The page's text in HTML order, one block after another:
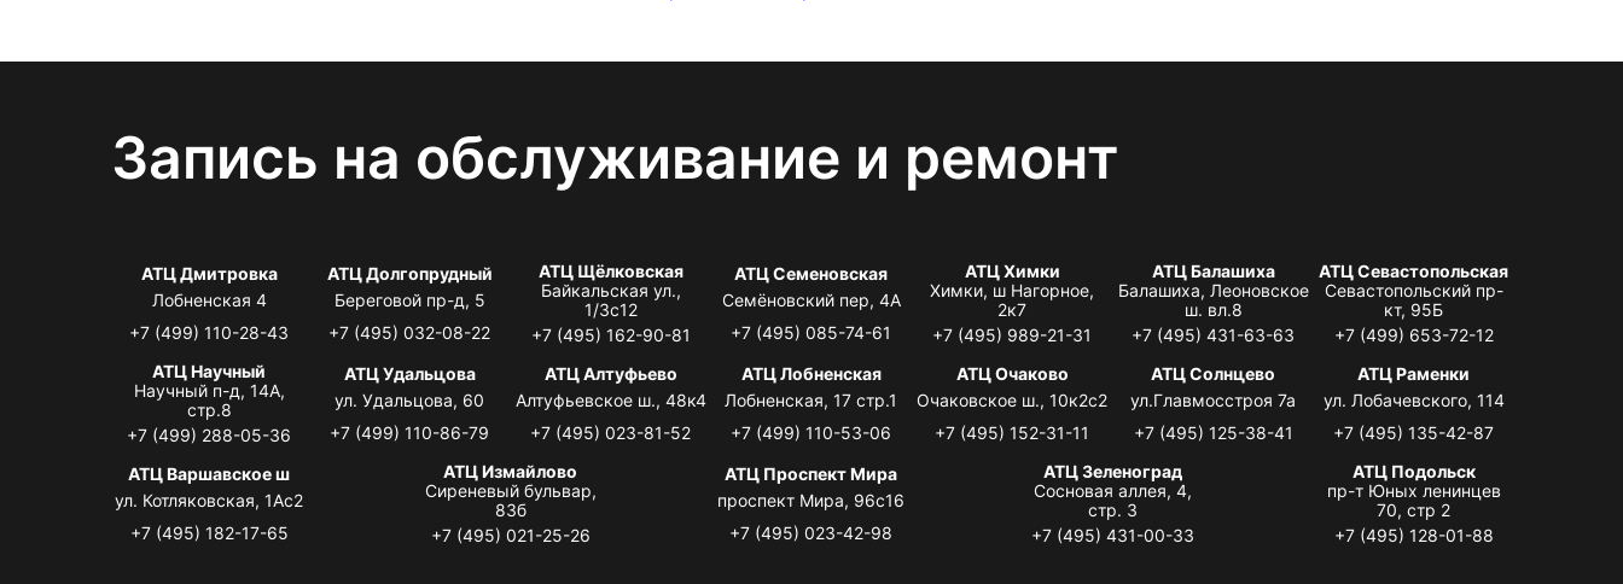
Запись на обслуживание и ремонт
АТЦ Дмитровка
Лобненская 4
+7 (499) 110-28-43
АТЦ Долгопрудный
Береговой пр-д, 5
+7 (495) 032-08-22
АТЦ Щёлковская
Байкальская ул.,
1/3с12
+7 (495) 162-90-81
АТЦ Семеновская
Семёновский пер, 4А
+7 (495) 085-74-61
АТЦ Химки
Химки, ш Нагорное,
2к7
+7 (495) 989-21-31
АТЦ Балашиха
Балашиха, Леоновское
ш. вл.8
+7 (495) 431-63-63
АТЦ Севастопольская
Севастопольский пр-
кт, 95Б
+7 (499) 653-72-12
АТЦ Научный
Научный п-д, 14А,
стр.8
+7 (499) 288-05-36
АТЦ Удальцова
ул. Удальцова, 60
+7 (499) 110-86-79
АТЦ Алтуфьево
Алтуфьевское ш., 48к4
+7 (495) 023-81-52
АТЦ Лобненская
Лобненская, 17 стр.1
+7 (499) 110-53-06
АТЦ Очаково
Очаковское ш., 10к2с2
+7 (495) 152-31-11
АТЦ Солнцево
ул.Главмосстроя 7а
+7 (495) 125-38-41
АТЦ Раменки
ул. Лобачевского, 114
+7 (495) 135-42-87
АТЦ Варшавское ш
ул. Котляковская, 1Ас2
+7 (495) 182-17-65
АТЦ Измайлово
Сиреневый бульвар,
83б
+7 (495) 021-25-26
АТЦ Проспект Мира
проспект Мира, 96с16
+7 (495) 023-42-98
АТЦ Зеленоград
Сосновая аллея, 4,
стр. 3
+7 (495) 431-00-33
АТЦ Подольск
пр-т Юных ленинцев
70, стр 2
+7 (495) 128-01-88